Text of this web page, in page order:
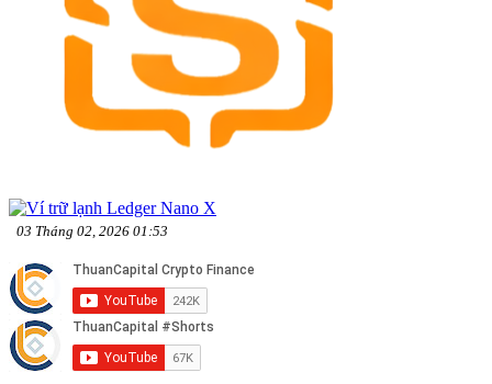
03 Tháng 02, 2026 01:53